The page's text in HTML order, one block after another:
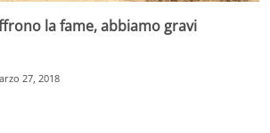
la fame, abbiamo gravi
27, 2018